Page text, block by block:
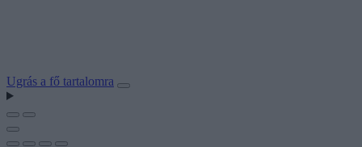
Ugrás a fő tartalomra